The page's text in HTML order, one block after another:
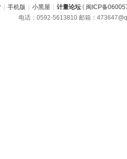
手机版 小黑屋 计量论坛 ( 闽ICP备
电话：0592-5613810 邮箱：